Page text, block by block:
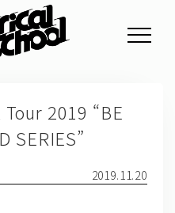
2019 “BE
SERIES”
2019.11.20